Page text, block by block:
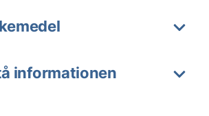
informationen